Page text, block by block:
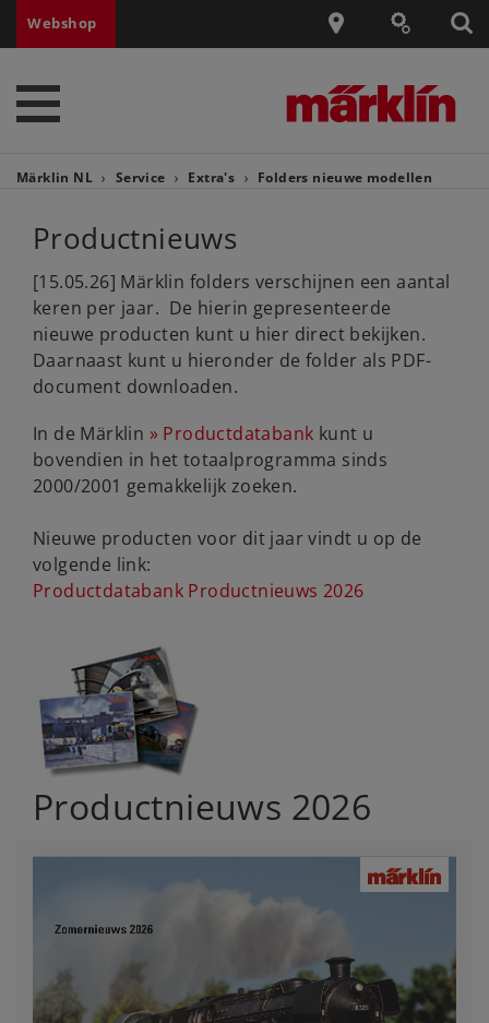
Webshop
Märklin NL Service Extra's Folders nieuwe modellen
Productnieuws
[15.05.26] Märklin folders verschijnen een aantal
keren per jaar. De hierin gepresenteerde
nieuwe producten kunt u hier direct bekijken.
Daarnaast kunt u hieronder de folder als PDF-
document downloaden.
In de Märklin
Productdatabank kunt u
bovendien in het totaalprogramma sinds
2000/2001 gemakkelijk zoeken.
Nieuwe producten voor dit jaar vindt u op de
volgende link:
Productdatabank Productnieuws 2026
Productnieuws 2026